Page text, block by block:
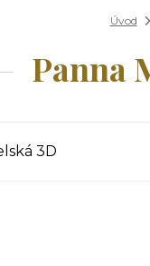
Úvod
Panna